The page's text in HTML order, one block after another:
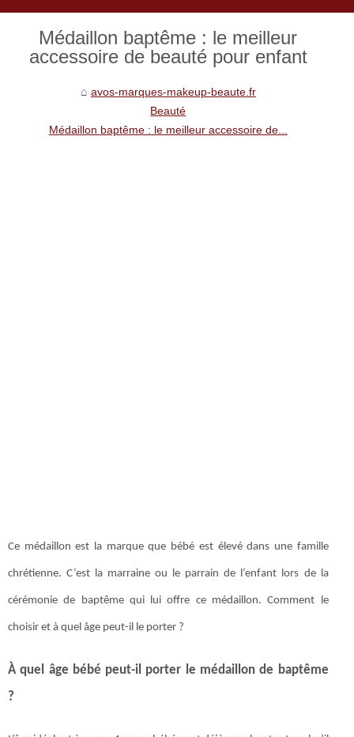
Médaillon baptême : le meilleur
accessoire de beauté pour enfant
avos-marques-makeup-beaute.fr
Beauté
Médaillon baptême : le meilleur accessoire de...
Ce médaillon est la marque que bébé est élevé dans une famille
chrétienne. C’est la marraine ou le parrain de l’enfant lors de la
cérémonie de baptême qui lui offre ce médaillon. Comment le
choisir et à quel âge peut-il le porter ?
À quel âge bébé peut-il porter le médaillon de baptême
?